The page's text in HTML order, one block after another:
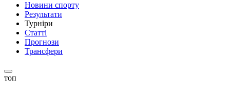
Новини спорту
Результати
Турніри
Статті
Прогнози
Трансфери
топ